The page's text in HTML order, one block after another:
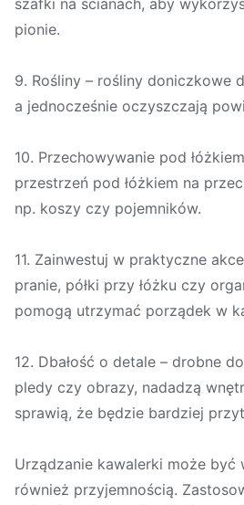
szafki na ścianach, aby
pionie.
9. Rośliny – rośliny doniczkowe
a jednocześnie oczyszczają
10. Przechowywanie pod
przestrzeń pod łóżkiem na
np. koszy czy pojemników.
11. Zainwestuj w praktyczne
pranie, półki przy łóżku czy
pomogą utrzymać porządek w
12. Dbałość o detale – drobne
pledy czy obrazy, nadadzą
sprawią, że będzie bardziej
Urządzanie kawalerki może być
również przyjemnością.